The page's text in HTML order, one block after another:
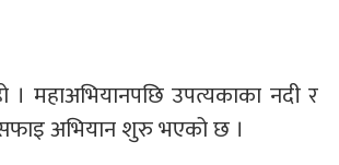
महाअभियानपछि उपत्यकाका नदी र
अभियान शुरु भएको छ ।